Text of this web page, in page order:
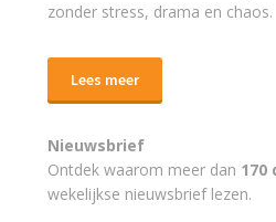
zonder stress, drama en chaos.
Lees meer
Nieuwsbrief
Ontdek waarom meer dan 170
wekelijkse nieuwsbrief lezen.